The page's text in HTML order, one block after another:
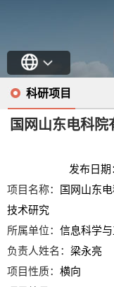
科研项目
国网山东电科
发布日
项目名称： 国网山东
技术研究
所属单位：信息科学
负责人姓名：梁永亮
项目性质：横向